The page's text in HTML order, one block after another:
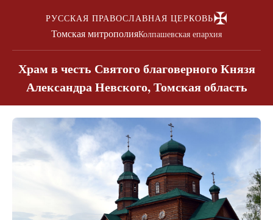
РУССКАЯ ПРАВОСЛАВНАЯ ЦЕРКОВЬ✠
Томская митрополияКолпашевская епархия
Храм в честь Святого благоверного Князя
Александра Невского, Томская область